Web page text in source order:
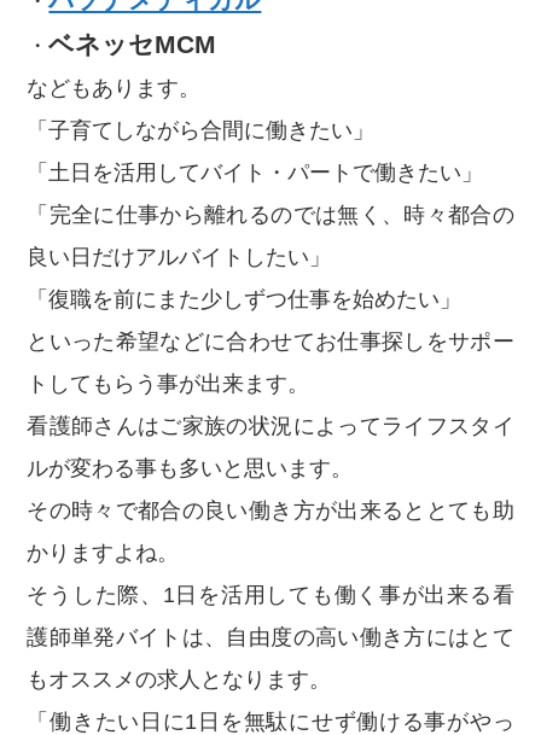
・ベネッセMCM
などもあります。
「子育てしながら合間に働きたい」
「土日を活用してバイト・パートで働きたい」
「完全に仕事から離れるのでは無く、時々都合の
良い日だけアルバイトしたい」
「復職を前にまた少しずつ仕事を始めたい」
といった希望などに合わせてお仕事探しをサポー
トしてもらう事が出来ます。
看護師さんはご家族の状況によってライフスタイ
ルが変わる事も多いと思います。
その時々で都合の良い働き方が出来るととても助
かりますよね。
そうした際、1日を活用しても働く事が出来る看
護師単発バイトは、自由度の高い働き方にはとて
もオススメの求人となります。
「働きたい日に1日を無駄にせず働ける事がやっ